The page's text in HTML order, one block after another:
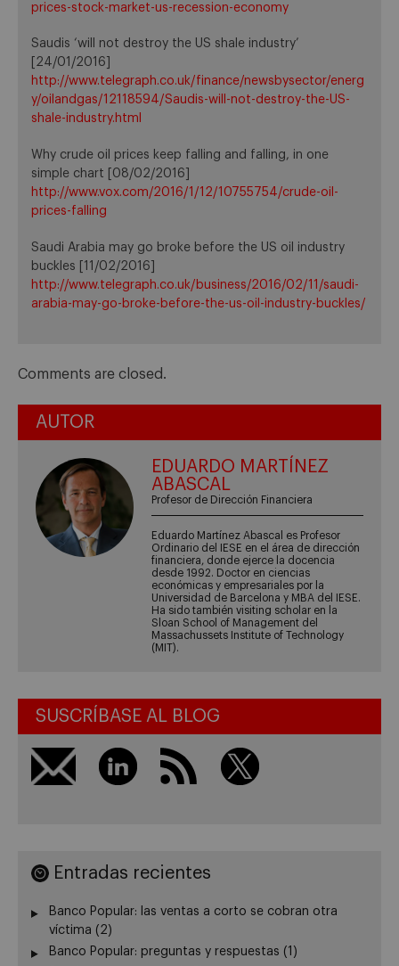
prices-stock-market-us-recession-economy
Saudis ‘will not destroy the US shale industry’
[24/01/2016]
http://www.telegraph.co.uk/finance/newsbysector/energ
y/oilandgas/12118594/Saudis-will-not-destroy-the-US-
shale-industry.html
Why crude oil prices keep falling and falling, in one
simple chart [08/02/2016]
http://www.vox.com/2016/1/12/10755754/crude-oil-
prices-falling
Saudi Arabia may go broke before the US oil industry
buckles [11/02/2016]
http://www.telegraph.co.uk/business/2016/02/11/saudi-
arabia-may-go-broke-before-the-us-oil-industry-buckles/
Comments are closed.
AUTOR
EDUARDO MARTÍNEZ
ABASCAL
Profesor de Dirección Financiera
Eduardo Martínez Abascal es Profesor
Ordinario del IESE en el área de dirección
financiera, donde ejerce la docencia
desde 1992. Doctor en ciencias
económicas y empresariales por la
Universidad de Barcelona y MBA del IESE.
Ha sido también visiting scholar en la
Sloan School of Management del
Massachussets Institute of Technology
(MIT).
SUSCRÍBASE AL BLOG
Entradas recientes
Banco Popular: las ventas a corto se cobran otra
víctima (2)
Banco Popular: preguntas y respuestas (1)